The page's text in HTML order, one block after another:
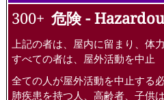
300+ 危険 -
上記の者は、屋内に留まり、体
すべての者は、屋外活動を中止
全ての人が屋外活動を中止する
肺疾患を持つ人、高齢者、子供